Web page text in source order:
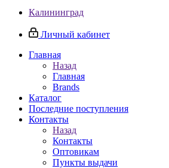
Калининград
Личный кабинет
Главная
Назад
Главная
Brands
Каталог
Последние поступления
Контакты
Назад
Контакты
Оптовикам
Пункты выдачи